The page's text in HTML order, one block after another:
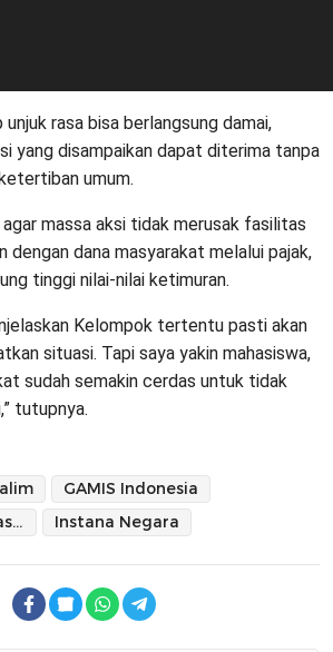
unjuk rasa bisa berlangsung damai,
yang disampaikan dapat diterima tanpa
umum.
agar massa aksi tidak merusak fasilitas
dengan dana masyarakat melalui pajak,
tinggi nilai-nilai ketimuran.
Kelompok tertentu pasti akan
situasi. Tapi saya yakin mahasiswa,
sudah semakin cerdas untuk tidak
tutupnya.
GAMIS Indonesia
Hari Pahlawan Nasional
Instana Negara